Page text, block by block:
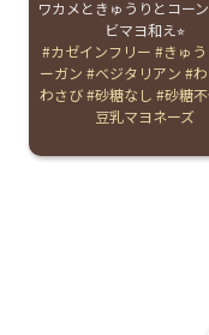
ワカメときゅうりとコー
ビマヨ和え⭐︎
Tags:
カゼインフリー きゅう
ーガン
ベジタリアン
わさび 砂糖なし
砂糖
豆乳マヨネーズ